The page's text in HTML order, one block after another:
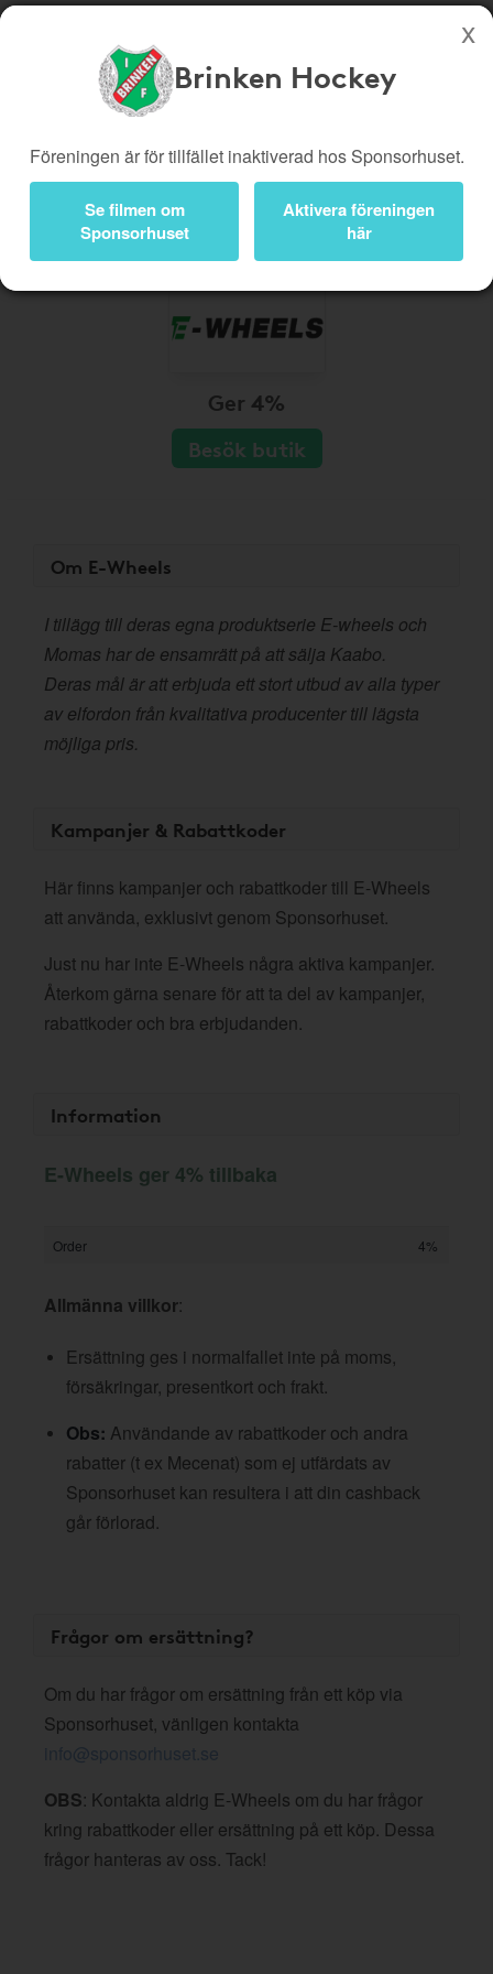
Köp genom denna sida stöttar Brinken Hockey
Presentkort
Kampanjer
Bli medlem
Logga in
Brinken Hockey
Föreningen är för tillfället inaktiverad hos Sponsorhuset.
Se filmen om
Sponsorhuset
Aktivera föreningen
här
Ger 4%
Besök butik
Om E-Wheels
I tillägg till deras egna produktserie E-wheels och
Momas har de ensamrätt på att sälja Kaabo.
Deras mål är att erbjuda ett stort utbud av alla typer
av elfordon från kvalitativa producenter till lägsta
möjliga pris.
Kampanjer & Rabattkoder
Här finns kampanjer och rabattkoder till E-Wheels
att använda, exklusivt genom Sponsorhuset.
Just nu har inte E-Wheels några aktiva kampanjer.
Återkom gärna senare för att ta del av kampanjer,
rabattkoder och bra erbjudanden.
Information
E-Wheels ger 4% tillbaka
Order 4%
Allmänna villkor:
Ersättning ges i normalfallet inte på moms,
försäkringar, presentkort och frakt.
Obs: Användande av rabattkoder och andra
rabatter (t ex Mecenat) som ej utfärdats av
Sponsorhuset kan resultera i att din cashback
går förlorad.
Frågor om ersättning?
Om du har frågor om ersättning från ett köp via
Sponsorhuset, vänligen kontakta
info@sponsorhuset.se
OBS: Kontakta aldrig E-Wheels om du har frågor
kring rabattkoder eller ersättning på ett köp. Dessa
frågor hanteras av oss. Tack!